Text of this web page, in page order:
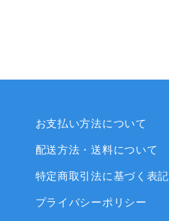
お支払い方法について
配送方法・送料について
特定商取引法に基づく表記
プライバシーポリシー